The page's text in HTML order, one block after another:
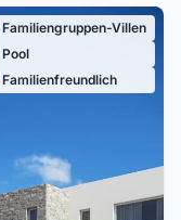
Familiengruppen-Villen
Pool
Familienfreundlich